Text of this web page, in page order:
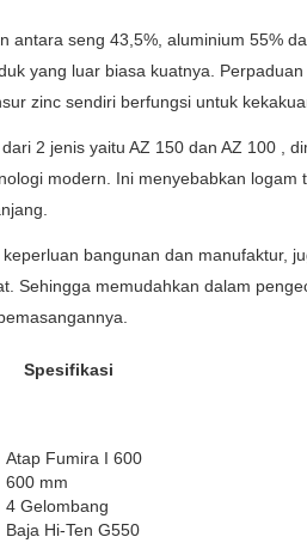
seng 43,5%, aluminium 55%
yang luar biasa kuatnya.
zinc sendiri berfungsi untuk
2 jenis yaitu AZ 150 dan AZ 100 ,
modern. Ini menyebabkan logam
bangunan dan manufaktur,
Sehingga memudahkan dalam
Spesifikasi
Atap Fumira I 600
600 mm
4 Gelombang
Baja Hi-Ten G550